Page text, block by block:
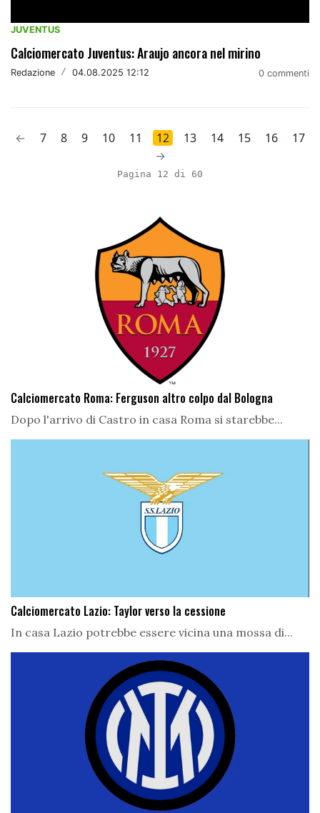
JUVENTUS
Calciomercato Juventus: Araujo ancora nel mirino
Redazione / 04.08.2025 12:12 0 commenti
← 7 8 9 10 11 12 13 14 15 16
17
→
Pagina 12 di 60
Calciomercato Roma: Ferguson altro colpo dal Bologna
Dopo l'arrivo di Castro in casa Roma si starebbe...
Calciomercato Lazio: Taylor verso la cessione
In casa Lazio potrebbe essere vicina una mossa di...